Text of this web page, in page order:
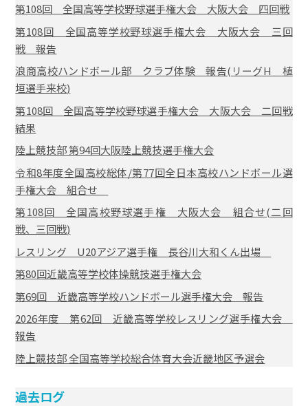
第108回 全国高等学校野球選手権大会 大阪大会 四回戦
第108回 全国高等学校野球選手権大会 大阪大会 三回
戦 報告
浪商高校ハンドボール部 クラブ体験 報告(リーグH 植
垣選手来校)
第108回 全国高等学校野球選手権大会 大阪大会 二回戦
結果
陸上競技部 第94回大阪陸上競技選手権大会
令和8年度全国高校総体/第77回全日本高校ハンドボール選
手権大会 組合せ
第108回 全国高校野球選手権 大阪大会 組合せ(二回
戦、三回戦)
レスリング U20アジア選手権 長谷川大和くん出場
第80回近畿高等学校体操競技選手権大会
第69回 近畿高等学校ハンドボール選手権大会 報告
2026年度 第62回 近畿高等学校レスリング選手権大会
報告
陸上競技部 全国高等学校総合体育大会近畿地区予選会
過去ログ